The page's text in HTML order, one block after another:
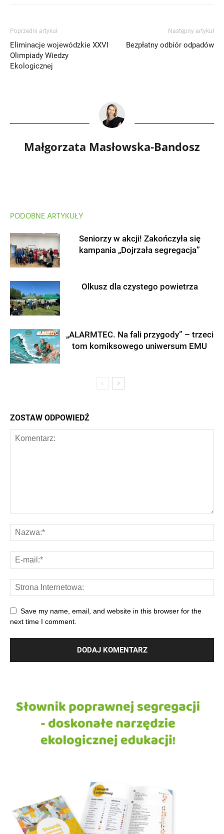
Poprzedni artykuł
Eliminacje wojewódzkie XXVI
Olimpiady Wiedzy
Ekologicznej
Następny artykuł
Bezpłatny odbiór odpadów
Małgorzata Masłowska-Bandosz
PODOBNE ARTYKUŁY
Seniorzy w akcji! Zakończyła się
kampania „Dojrzała segregacja”
Olkusz dla czystego powietrza
„ALARMTEC. Na fali przygody” – trzeci
tom komiksowego uniwersum EMU
ZOSTAW ODPOWIEDŹ
Save my name, email, and website in this browser for the
next time I comment.